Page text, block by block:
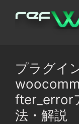
プラグイ
fter_error
法・解説